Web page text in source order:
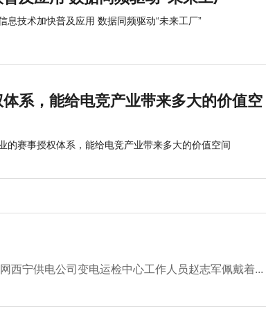
息技术加快普及应用 数据同频驱动“未来工厂”
系，能给电竞产业带来多大的价值空
的赛事授权体系，能给电竞产业带来多大的价值空间
西宁供电公司变电运检中心工作人员赵志军佩戴着...